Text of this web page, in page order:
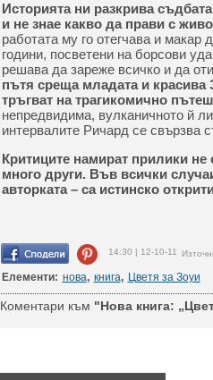
Историята ни разкрива
и не знае какво да прави с
работата му го отегчава и макар
години, посветени на борсови
решава да зареже всичко и да
пътя среща младата и
тръгват на трагикомично
непредвидима, вулканичното й
интервалите Ричард се свързва
Критиците намират прилики
много други. Във всички
авторката – са истинско
14:30 | 12-10-11
Елементи: нова, книга, Цветя за Зоуи
Коментари към "Нова книга: